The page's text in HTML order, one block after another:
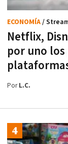
Netflix,
por uno
ECONOMÍA/
PorL.C.